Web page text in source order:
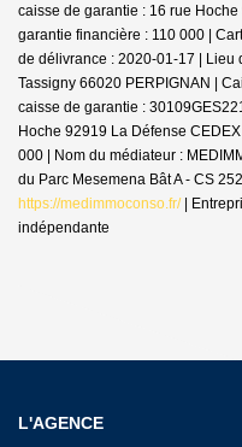
caisse de garantie : 16 rue
garantie financière : 110 000 |
de délivrance : 2020-01-17 | Lieu
Tassigny 66020 PERPIGNAN |
caisse de garantie :
Hoche 92919 La Défense
000 | Nom du médiateur :
du Parc Mesemena Bât A - CS
https://medimmoconso.fr/|
indépendante
L'AGENCE